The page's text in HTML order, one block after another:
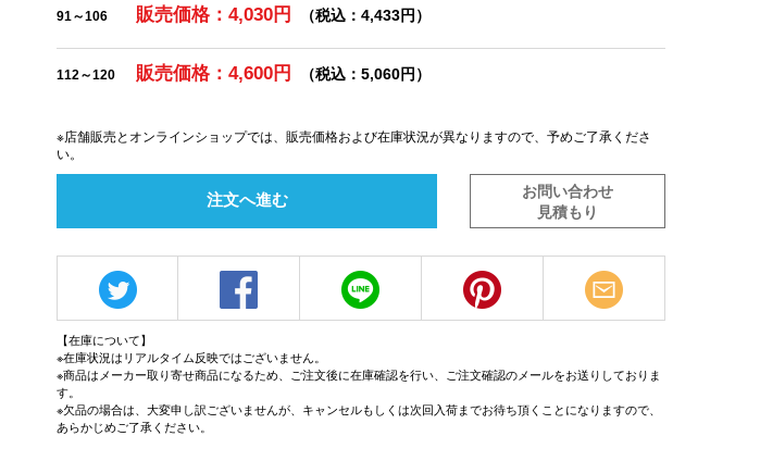
91～106 販売価格：4,030円 （税込：4,433円）
112～120 販売価格：4,600円 （税込：5,060円）
※店舗販売とオンラインショップでは、販売価格および在庫状況が異なりますので、予めご了承くださ
い。
注文へ進む
お問い合わせ
見積もり
【在庫について】
※在庫状況はリアルタイム反映ではございません。
※商品はメーカー取り寄せ商品になるため、ご注文後に在庫確認を行い、ご注文確認のメールをお送りしておりま
す。
※欠品の場合は、大変申し訳ございませんが、キャンセルもしくは次回入荷までお待ち頂くことになりますので、
あらかじめご了承ください。